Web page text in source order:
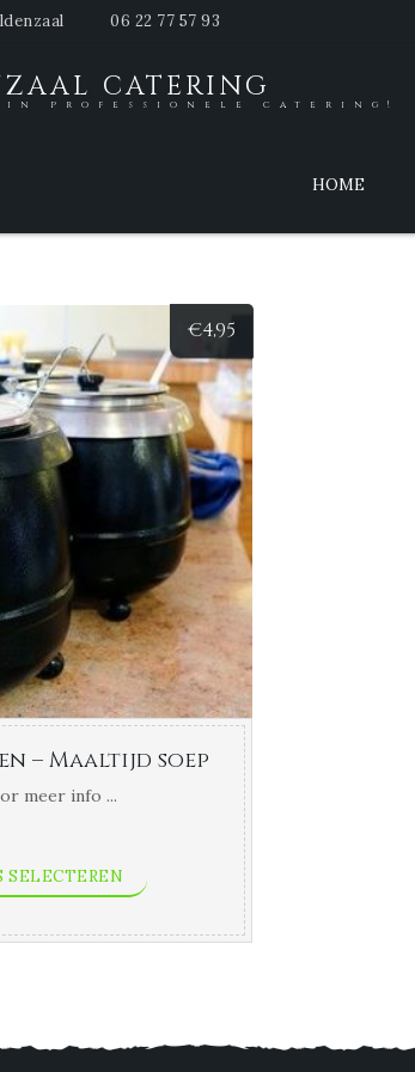
06 22 77 57 93
CATERING
in professionele catering!
HOME
€4,95
– Maaltijd soep
meer info ...
SELECTEREN